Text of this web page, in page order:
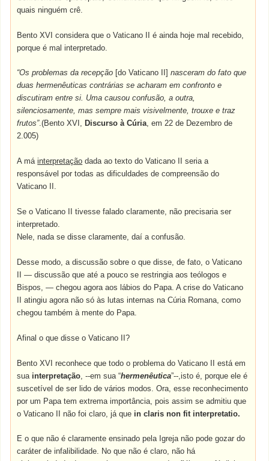
quais ninguém crê.
Bento XVI considera que o Vaticano II é ainda hoje mal recebido,
porque é mal interpretado.
“Os problemas da recepção [do Vaticano II]nasceram do fato que
duas hermenêuticas contrárias se acharam em confronto e
discutiram entre si. Uma causou confusão, a outra,
silenciosamente, mas sempre mais visivelmente, trouxe e traz
frutos”.(Bento XVI, Discurso à Cúria, em 22 de Dezembro de
2.005)
A máinterpretação dada ao texto do Vaticano II seria a
responsável por todas as dificuldades de compreensão do
Vaticano II.
Se o Vaticano II tivesse falado claramente, não precisaria ser
interpretado.
Nele, nada se disse claramente, daí a confusão.
Desse modo, a discussão sobre o que disse, de fato, o Vaticano
II — discussão que até a pouco se restringia aos teólogos e
Bispos, — chegou agora aos lábios do Papa. A crise do Vaticano
II atingiu agora não só às lutas internas na Cúria Romana, como
chegou também à mente do Papa.
Afinal o que disse o Vaticano II?
Bento XVI reconhece que todo o problema do Vaticano II está em
sua interpretação, --em sua “hermenêutica”--,isto é, porque ele é
suscetível de ser lido de vários modos. Ora, esse reconhecimento
por um Papa tem extrema importância, pois assim se admitiu que
o Vaticano II não foi claro, já que in claris non fit interpretatio.
E o que não é claramente ensinado pela Igreja não pode gozar do
caráter de infalibilidade. No que não é claro, não há